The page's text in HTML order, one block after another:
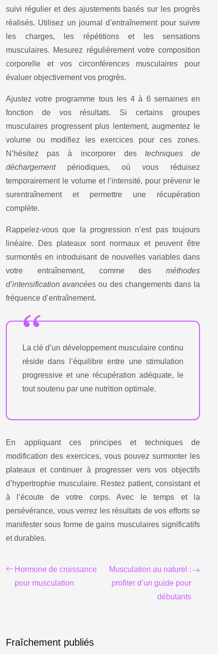
suivi régulier et des ajustements basés sur les progrès
réalisés. Utilisez un journal d’entraînement pour suivre
les charges, les répétitions et les sensations
musculaires. Mesurez régulièrement votre composition
corporelle et vos circonférences musculaires pour
évaluer objectivement vos progrès.
Ajustez votre programme tous les 4 à 6 semaines en
fonction de vos résultats. Si certains groupes
musculaires progressent plus lentement, augmentez le
volume ou modifiez les exercices pour ces zones.
N’hésitez pas à incorporer des techniques de
déchargement périodiques, où vous réduisez
temporairement le volume et l’intensité, pour prévenir le
surentraînement et permettre une récupération
complète.
Rappelez-vous que la progression n’est pas toujours
linéaire. Des plateaux sont normaux et peuvent être
surmontés en introduisant de nouvelles variables dans
votre entraînement, comme des méthodes
d’intensification avancéesou des changements dans la
fréquence d’entraînement.
La clé d’un développement musculaire continu
réside dans l’équilibre entre une stimulation
progressive et une récupération adéquate, le
tout soutenu par une nutrition optimale.
En appliquant ces principes et techniques de
modification des exercices, vous pouvez surmonter les
plateaux et continuer à progresser vers vos objectifs
d’hypertrophie musculaire. Restez patient, consistant et
à l’écoute de votre corps. Avec le temps et la
persévérance, vous verrez les résultats de vos efforts se
manifester sous forme de gains musculaires significatifs
et durables.
Hormone de croissance
pour musculation
Musculation au naturel :
profiter d’un guide pour
débutants
Fraîchement publiés